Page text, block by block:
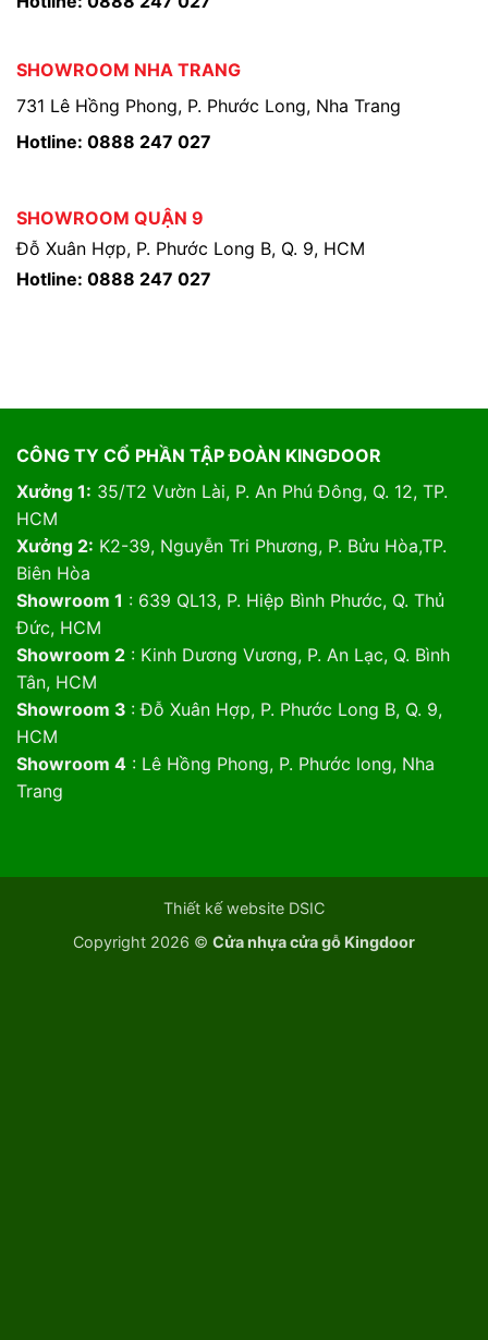
SHOWROOM NHA TRANG
731 Lê Hồng Phong, P. Phước Long, Nha Trang
Hotline: 0888 247 027
SHOWROOM QUẬN 9
Đỗ Xuân Hợp, P. Phước Long B, Q. 9, HCM
Hotline: 0888 247 027
CÔNG TY CỔ PHẦN TẬP ĐOÀN KINGDOOR
Xưởng 1: 35/T2 Vườn Lài, P. An Phú Đông, Q. 12, TP.
HCM
Xưởng 2: K2-39, Nguyễn Tri Phương, P. Bửu Hòa,TP.
Biên Hòa
Showroom 1 : 639 QL13, P. Hiệp Bình Phước, Q. Thủ
Đức, HCM
Showroom 2: Kinh Dương Vương, P. An Lạc, Q. Bình
Tân, HCM
Showroom 3 : Đỗ Xuân Hợp, P. Phước Long B, Q. 9,
HCM
Showroom 4: Lê Hồng Phong, P. Phước long, Nha
Trang
Thiết kế website DSIC
Copyright 2026 © Cửa nhựa cửa gỗ Kingdoor